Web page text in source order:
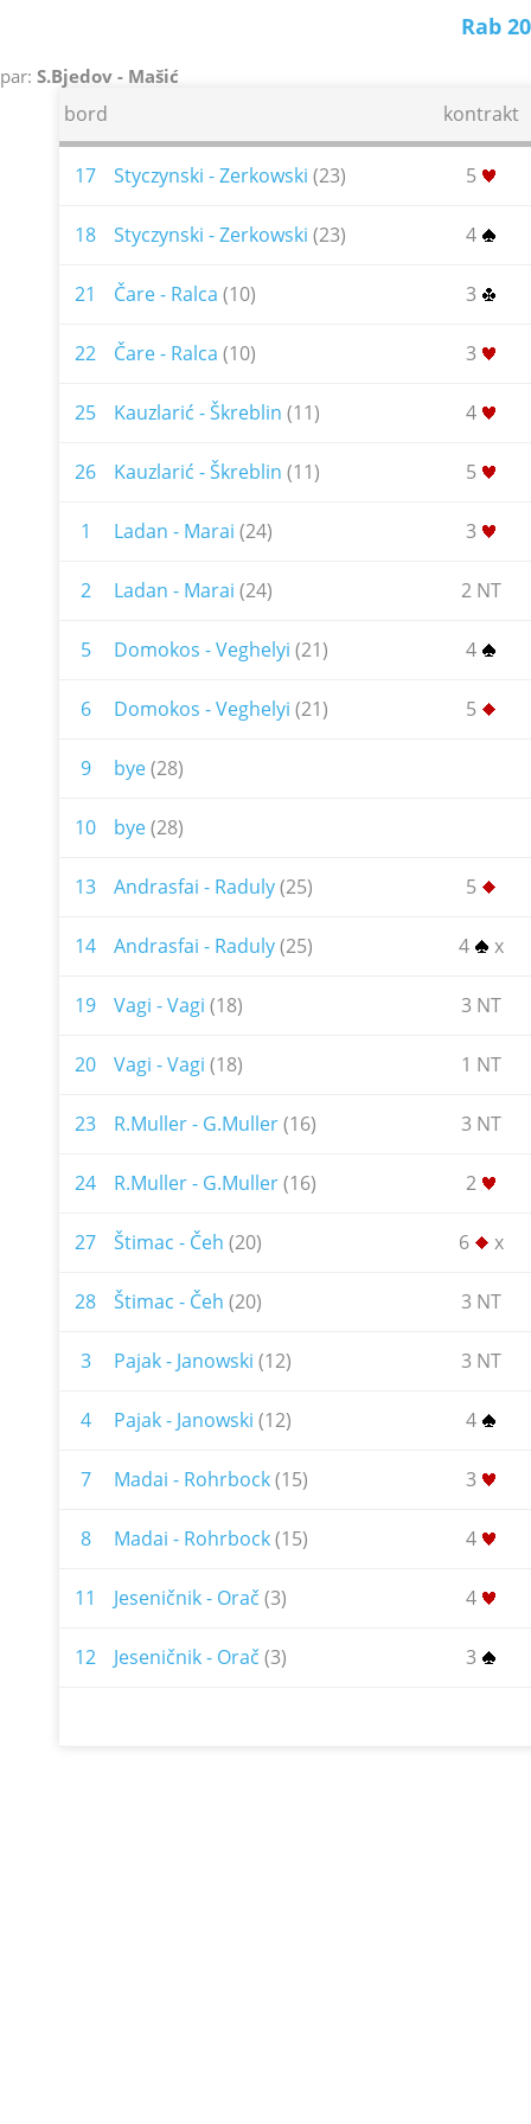
Rab
par: S.Bjedov - Mašić
bord kontrakt
17 Styczynski - Zerkowski (23) 5
18 Styczynski - Zerkowski (23) 4
21 Čare - Ralca (10) 3
22 Čare - Ralca (10) 3
25 Kauzlarić - Škreblin (11) 4
26 Kauzlarić - Škreblin (11) 5
1 Ladan - Marai (24) 3
2 Ladan - Marai (24) 2 NT
5 Domokos - Veghelyi (21) 4
6 Domokos - Veghelyi (21) 5
9 bye(28)
10 bye(28)
13 Andrasfai - Raduly(25) 5
14 Andrasfai - Raduly(25) 4 x
19 Vagi - Vagi (18) 3 NT
20 Vagi - Vagi (18) 1 NT
23 R.Muller - G.Muller(16) 3 NT
24 R.Muller - G.Muller(16) 2
27 Štimac - Čeh (20) 6 x
28 Štimac - Čeh (20) 3 NT
3 Pajak - Janowski (12) 3 NT
4 Pajak - Janowski (12) 4
7 Madai - Rohrbock(15) 3
8 Madai - Rohrbock(15) 4
11 Jeseničnik - Orač (3) 4
12 Jeseničnik - Orač (3) 3